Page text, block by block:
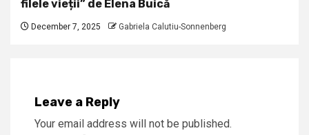
filele vieții” de Elena Buică
December 7, 2025 Gabriela Calutiu-Sonnenberg
Leave a Reply
Your email address will not be published.